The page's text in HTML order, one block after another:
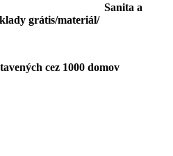
Sanita a
grátis/materiál/
cez 1000 domov